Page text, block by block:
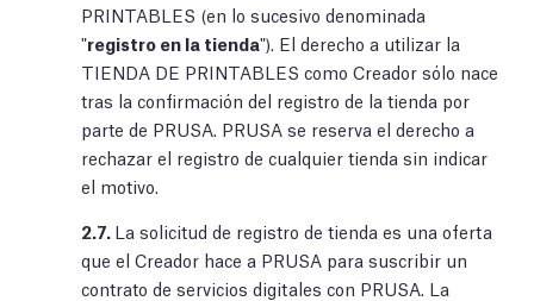
PRINTABLES (en lo sucesivo denominada
"registro en la tienda"). El derecho a utilizar la
TIENDA DE PRINTABLES como Creador sólo nace
tras la confirmación del registro de la tienda por
parte de PRUSA. PRUSA se reserva el derecho a
rechazar el registro de cualquier tienda sin indicar
el motivo.
2.7. La solicitud de registro de tienda es una oferta
que el Creador hace a PRUSA para suscribir un
contrato de servicios digitales con PRUSA. La